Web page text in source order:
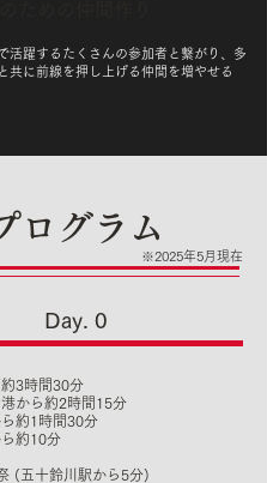
活躍するたくさんの参加者と繋がり、多
共に前線を押し上げる仲間を増やせる
ログラム
※2025年5月現在
Day. 0
約3時間30分
港から約2時間15分
ら約1時間30分
ら約10分
(五十鈴川駅から5分)